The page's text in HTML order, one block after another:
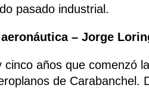
pasado industrial.
– Jorge
cinco años que comenzó
de Carabanchel.